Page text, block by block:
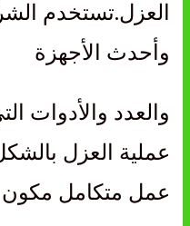
العزل.تستخدم
وأحدث الأجهزة
والعدد والأدوات
عملية العزل
عمل متكامل مكون